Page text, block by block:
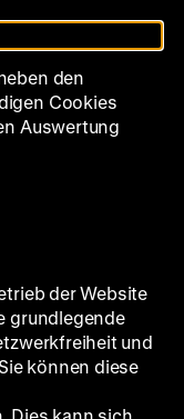
den
Cookies
Auswertung
der Website
grundlegende
und
können diese